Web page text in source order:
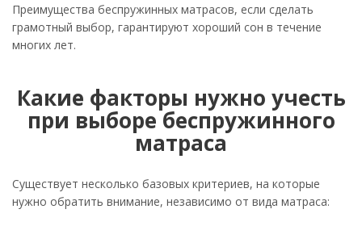
Преимущества беспружинных матрасов, если сделать
грамотный выбор, гарантируют хороший сон в течение
многих лет.
Какие факторы нужно учесть
при выборе беспружинного
матраса
Существует несколько базовых критериев, на которые
нужно обратить внимание, независимо от вида матраса: